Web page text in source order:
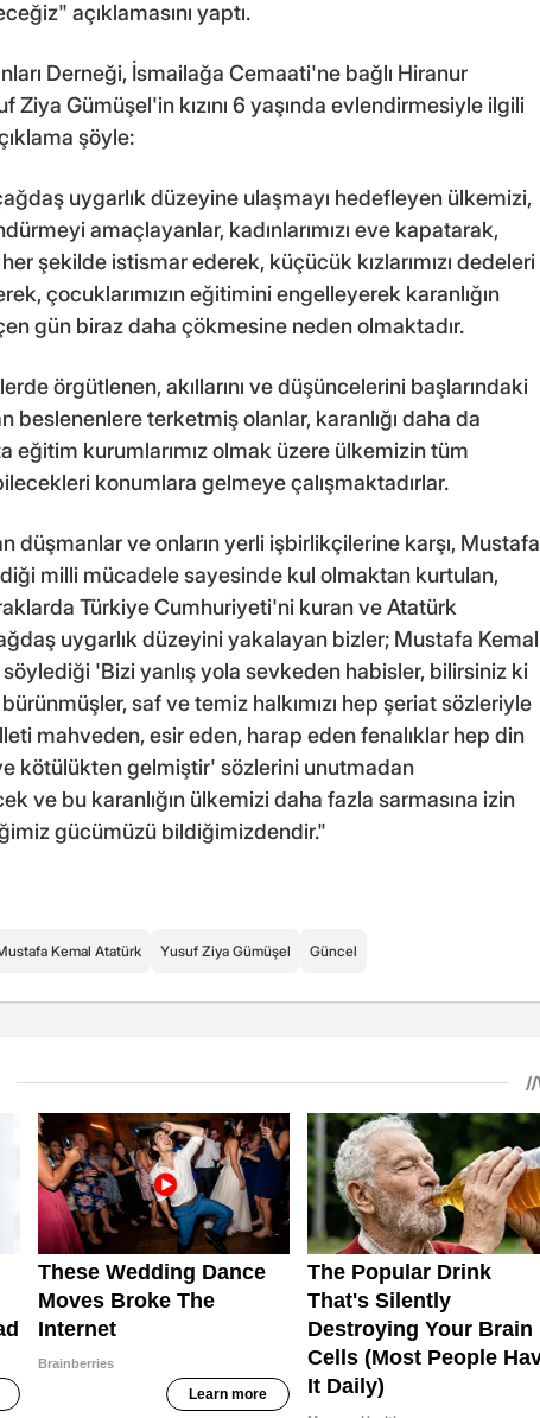
açıklamasını yaptı.
Derneği, İsmailağa Cemaati'ne bağlı Hiranur
Ziya Gümüşel'in kızını 6 yaşında evlendirmesiyle ilgili
şöyle:
uygarlık düzeyine ulaşmayı hedefleyen ülkemizi,
amaçlayanlar, kadınlarımızı eve kapatarak,
şekilde istismar ederek, küçücük kızlarımızı dedeleri
çocuklarımızın eğitimini engelleyerek karanlığın
gün biraz daha çökmesine neden olmaktadır.
örgütlenen, akıllarını ve düşüncelerini başlarındaki
beslenenlere terketmiş olanlar, karanlığı daha da
eğitim kurumlarımız olmak üzere ülkemizin tüm
konumlara gelmeye çalışmaktadırlar.
düşmanlar ve onların yerli işbirlikçilerine karşı, Mustafa
milli mücadele sayesinde kul olmaktan kurtulan,
Türkiye Cumhuriyeti'ni kuran ve Atatürk
uygarlık düzeyini yakalayan bizler; Mustafa Kemal
söylediği 'Bizi yanlış yola sevkeden habisler, bilirsiniz ki
saf ve temiz halkımızı hep şeriat sözleriyle
mahveden, esir eden, harap eden fenalıklar hep din
kötülükten gelmiştir' sözlerini unutmadan
ve bu karanlığın ülkemizi daha fazla sarmasına izin
gücümüzü bildiğimizdendir."
Kemal Atatürk Yusuf Ziya Gümüşel Güncel